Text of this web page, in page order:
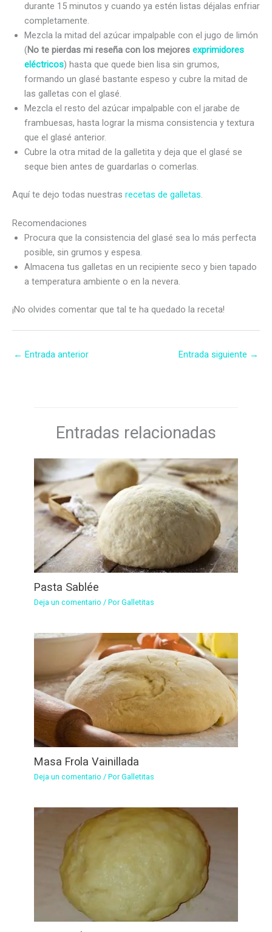
durante 15 minutos y cuando ya estén listas déjalas enfriar
completamente.
Mezcla la mitad del azúcar impalpable con el jugo de limón
(No te pierdas mi reseña con los mejores exprimidores
eléctricos) hasta que quede bien lisa sin grumos,
formando un glasé bastante espeso y cubre la mitad de
las galletas con el glasé.
Mezcla el resto del azúcar impalpable con el jarabe de
frambuesas, hasta lograr la misma consistencia y textura
que el glasé anterior.
Cubre la otra mitad de la galletita y deja que el glasé se
seque bien antes de guardarlas o comerlas.
Aquí te dejo todas nuestras recetas de galletas.
Recomendaciones
Procura que la consistencia del glasé sea lo más perfecta
posible, sin grumos y espesa.
Almacena tus galletas en un recipiente seco y bien tapado
a temperatura ambiente o en la nevera.
¡No olvides comentar que tal te ha quedado la receta!
← Entrada anterior Entrada siguiente →
Entradas relacionadas
Pasta Sablée
Deja un comentario / PorGalletitas
Masa Frola Vainillada
Deja un comentario / PorGalletitas